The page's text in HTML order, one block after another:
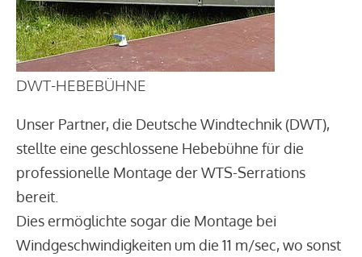
DWT-HEBEBÜHNE
Unser Partner, die Deutsche Windtechnik (DWT),
stellte eine geschlossene Hebebühne für die
professionelle Montage der WTS-Serrations
bereit.
Dies ermöglichte sogar die Montage bei
Windgeschwindigkeiten um die 11 m/sec, wo sonst